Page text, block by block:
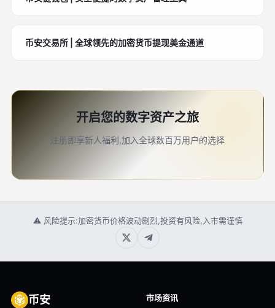
币安交易所 | 全球领先的加密货币提现美金通道
开启您的数字资产之旅
注册即享新人福利,加入全球数百万用户的选择
⚠ 风险提示:加密货币价格波动剧烈,投资有风险,入市需谨慎
币安 市场资讯